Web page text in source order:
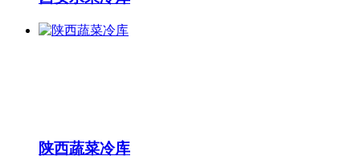
陕西蔬菜冷库